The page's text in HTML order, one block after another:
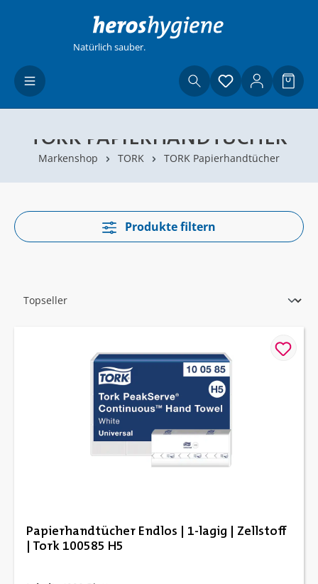
Zum Hauptinhalt springen
Natürlich sauber.
Du hast 0
TORK PAPIERHANDTÜCHER
Markenshop TORK TORK Papierhandtücher
Produkte filtern
Papierhandtücher Endlos | 1-lagig | Zellstoff
| Tork 100585 H5